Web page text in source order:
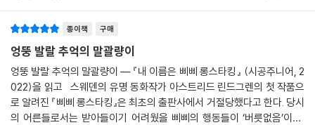
종이책 구매
엉뚱 발랄 추억의 말괄량이
엉뚱 발랄 추억의 말괄량이 ― 『내 이름은 삐삐 롱스타킹』 (시공주니어, 2
022)을 읽고 스웨덴의 유명 동화작가 아스트리드 린드그렌의 첫 작품으
로 알려진 『삐삐 롱스타킹』은 최초의 출판사에서 거절당했다고 한다. 당시
의 어른들로서는 받아들이기 어려웠을 삐삐의 행동들이 ‘버릇없음’이며,